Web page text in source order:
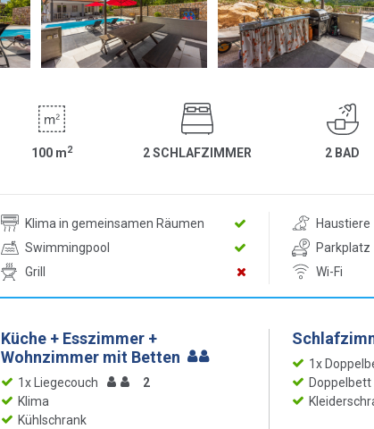
100 m2 2 SCHLAFZIMMER 2 BAD
Klima in gemeinsamen Räumen
Haustiere
Swimmingpool
Parkplatz
Grill Wi-Fi
Küche + Esszimmer +
Wohnzimmer mit Betten
1x Liegecouch
2
Klima
Kühlschrank
1x
Doppelbett